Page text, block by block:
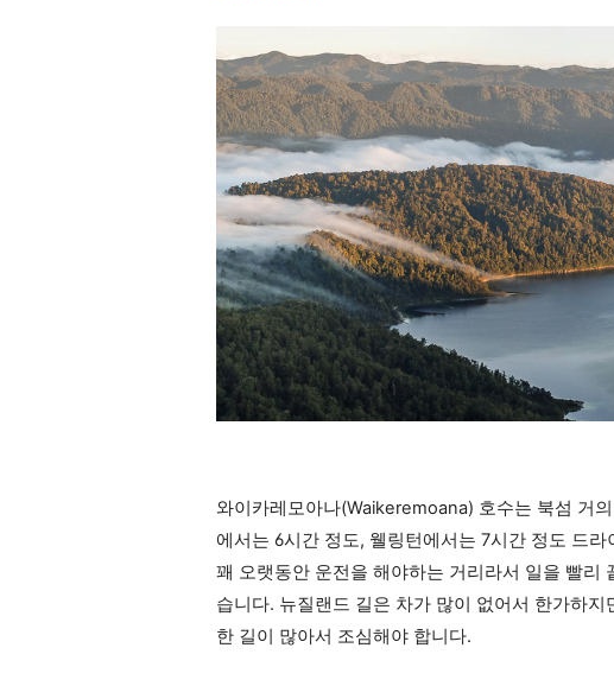
와이카레모아나(Waikeremoana) 호수는 북섬 거
에서는 6시간 정도, 웰링턴에서는 7시간 정도 드
꽤 오랫동안 운전을 해야하는 거리라서 일을 빨리
습니다. 뉴질랜드 길은 차가 많이 없어서 한가하
한 길이 많아서 조심해야 합니다.